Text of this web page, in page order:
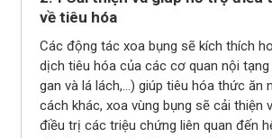
về tiêu hóa
Các động tác xoa bụng sẽ kích thích
dịch tiêu hóa của các cơ quan nội
gan và lá lách,…) giúp tiêu hóa thức ăn
cách khác, xoa vùng bụng sẽ cải thiện
điều trị các triệu chứng liên quan đến